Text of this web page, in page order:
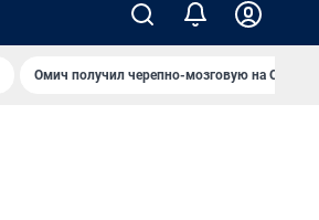
Омич получил черепно-мозговую на ОНПЗ